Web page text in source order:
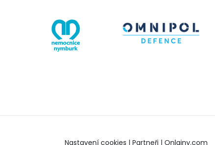
Nastavení cookies | Partneři | Onlajny.com